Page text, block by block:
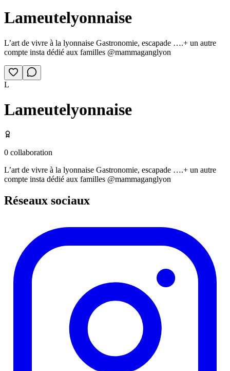
Lameutelyonnaise
L’art de vivre à la lyonnaise Gastronomie, escapade ….+ un autre
compte insta dédié aux familles @mammaganglyon
L
Lameutelyonnaise
0 collaboration
L’art de vivre à la lyonnaise Gastronomie, escapade ….+ un autre
compte insta dédié aux familles @mammaganglyon
Réseaux sociaux